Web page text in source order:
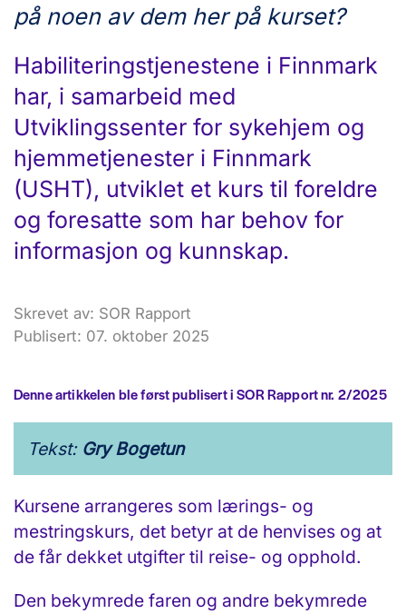
på noen av dem her på kurset?
Habiliteringstjenestene i Finnmark
har, i samarbeid med
Utviklingssenter for sykehjem og
hjemmetjenester i Finnmark
(USHT), utviklet et kurs til foreldre
og foresatte som har behov for
informasjon og kunnskap.
Skrevet av: SOR Rapport
Publisert: 07. oktober 2025
Denne artikkelen ble først publisert i SOR Rapport nr. 2/2025
Tekst: Gry Bogetun
Kursene arrangeres som lærings- og
mestrings­kurs, det betyr at de henvises og at
de får dekket utgifter til reise- og opphold.
Den bekymrede faren og andre bekymrede